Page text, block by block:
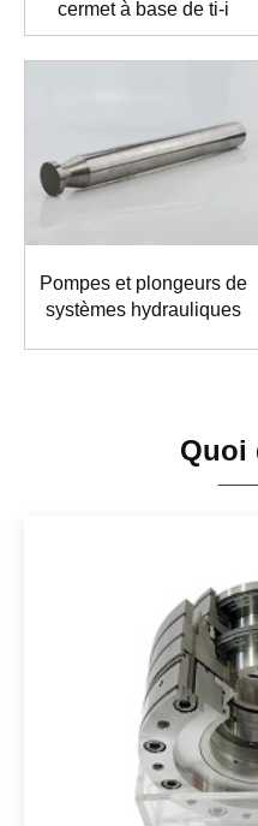
cermet à base de ti-i
Pompes et plongeurs de
systèmes hydrauliques
Quoi